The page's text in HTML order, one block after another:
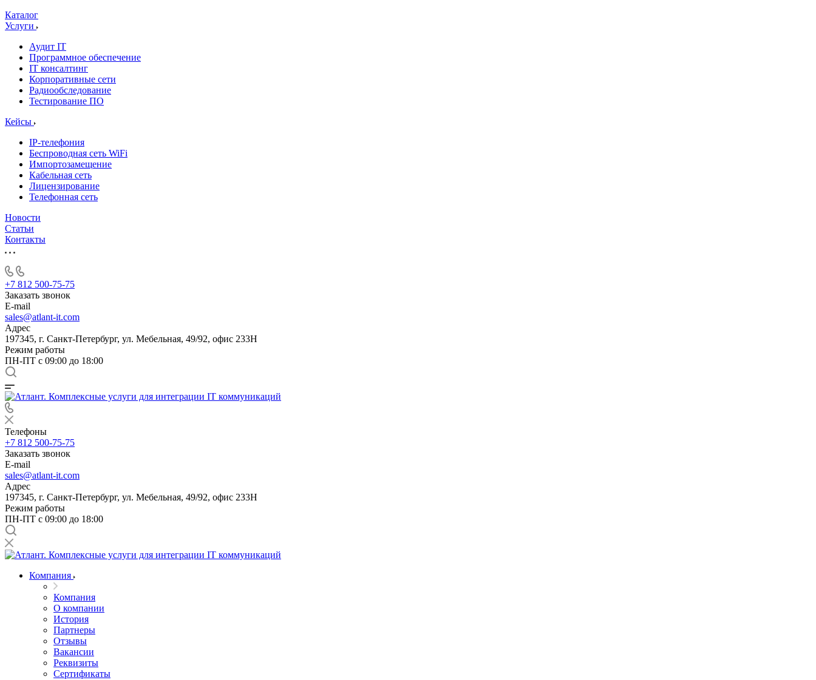
Каталог
Услуги
Аудит IT
Программное обеспечение
IT консалтинг
Корпоративные сети
Радиообследование
Тестирование ПО
Кейсы
IP-телефония
Беспроводная сеть WiFi
Импортозамещение
Кабельная сеть
Лицензирование
Телефонная сеть
Новости
Статьи
Контакты
+7 812 500-75-75
Заказать звонок
E-mail
sales@atlant-it.com
Адрес
197345, г. Санкт-Петербург, ул. Мебельная, 49/92, офис 233Н
Режим работы
ПН-ПТ с 09:00 до 18:00
Телефоны
+7 812 500-75-75
Заказать звонок
E-mail
sales@atlant-it.com
Адрес
197345, г. Санкт-Петербург, ул. Мебельная, 49/92, офис 233Н
Режим работы
ПН-ПТ с 09:00 до 18:00
Компания
Компания
О компании
История
Партнеры
Отзывы
Вакансии
Реквизиты
Сертификаты